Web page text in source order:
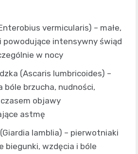
vermicularis) – małe,
powodujące intensywny świąd
w nocy
(Ascaris lumbricoides) –
bóle brzucha, nudności,
objawy
astmę
lamblia) – pierwotniaki
biegunki, wzdęcia i bóle